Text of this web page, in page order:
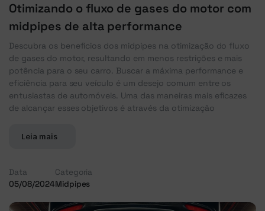
Otimizando o fluxo de gases do motor com
midpipes de alta performance
Descubra os benefícios dos midpipes na otimização do fluxo
de gases do motor, resultando em menos restrições e mais
potência para o seu carro. Buscar a máxima performance e
eficiência para seu veículo é um desejo comum entre os
entusiastas de automóveis. Uma das maneiras mais eficazes
de alcançar esses objetivos é através da otimização
Leia mais
Data
05/08/2024
Categoria
Midpipes